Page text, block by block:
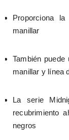
Proporciona
manillar
También
manillar y línea
La serie
recubrimiento
negros